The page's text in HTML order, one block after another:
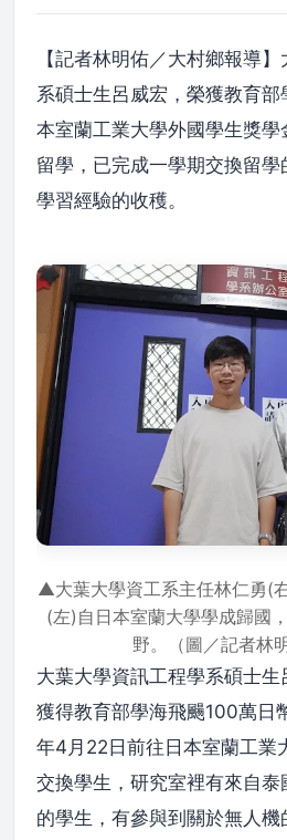
【記者林明佑／大村鄉報導
系碩士生呂威宏，榮獲教育部
本室蘭工業大學外國學生獎
留學，已完成一學期交換留
學習經驗的收穫。
▲大葉大學資工系主任林仁勇(
(左)自日本室蘭大學學成歸國
野。（圖／記者林
大葉大學資訊工程學系碩士
獲得教育部學海飛颺100萬日
年4月22日前往日本室蘭工業
交換學生，研究室裡有來自
的學生，有參與到關於無人